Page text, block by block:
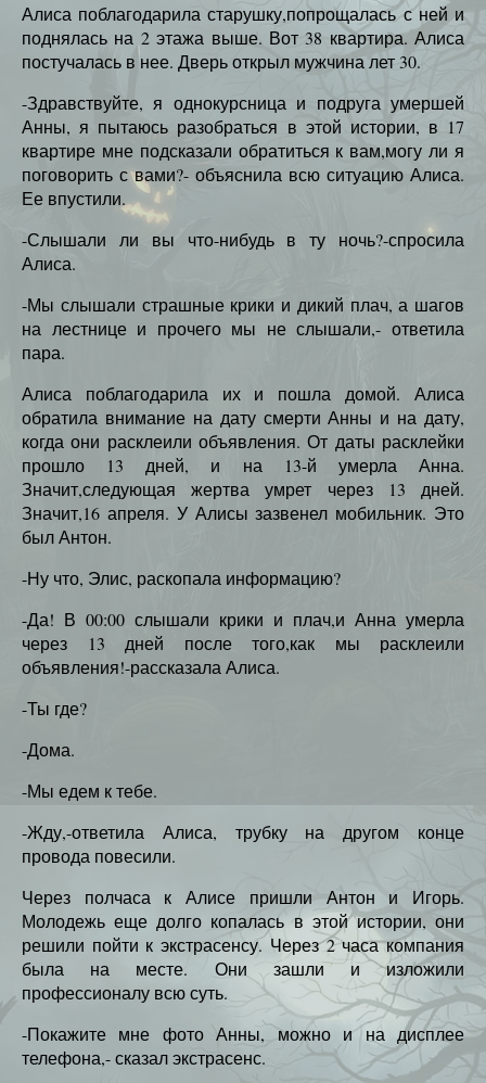
Алиса поблагодарила старушку,попрощалась с ней и
поднялась на 2 этажа выше. Вот 38 квартира. Алиса
постучалась в нее. Дверь открыл мужчина лет 30.
-Здравствуйте, я однокурсница и подруга умершей
Анны, я пытаюсь разобраться в этой истории, в 17
квартире мне подсказали обратиться к вам,могу ли я
поговорить с вами?- объяснила всю ситуацию Алиса.
Ее впустили.
-Слышали ли вы что-нибудь в ту ночь?-спросила
Алиса.
-Мы слышали страшные крики и дикий плач, а шагов
на лестнице и прочего мы не слышали,- ответила
пара.
Алиса поблагодарила их и пошла домой. Алиса
обратила внимание на дату смерти Анны и на дату,
когда они расклеили объявления. От даты расклейки
прошло 13 дней, и на 13-й умерла Анна.
Значит,следующая жертва умрет через 13 дней.
Значит,16 апреля. У Алисы зазвенел мобильник. Это
был Антон.
-Ну что, Элис, раскопала информацию?
-Да! В 00:00 слышали крики и плач,и Анна умерла
через 13 дней после того,как мы расклеили
объявления!-рассказала Алиса.
-Ты где?
-Дома.
-Мы едем к тебе.
-Жду,-ответила Алиса, трубку на другом конце
провода повесили.
Через полчаса к Алисе пришли Антон и Игорь.
Молодежь еще долго копалась в этой истории, они
решили пойти к экстрасенсу. Через 2 часа компания
была на месте. Они зашли и изложили
профессионалу всю суть.
-Покажите мне фото Анны, можно и на дисплее
телефона,- сказал экстрасенс.